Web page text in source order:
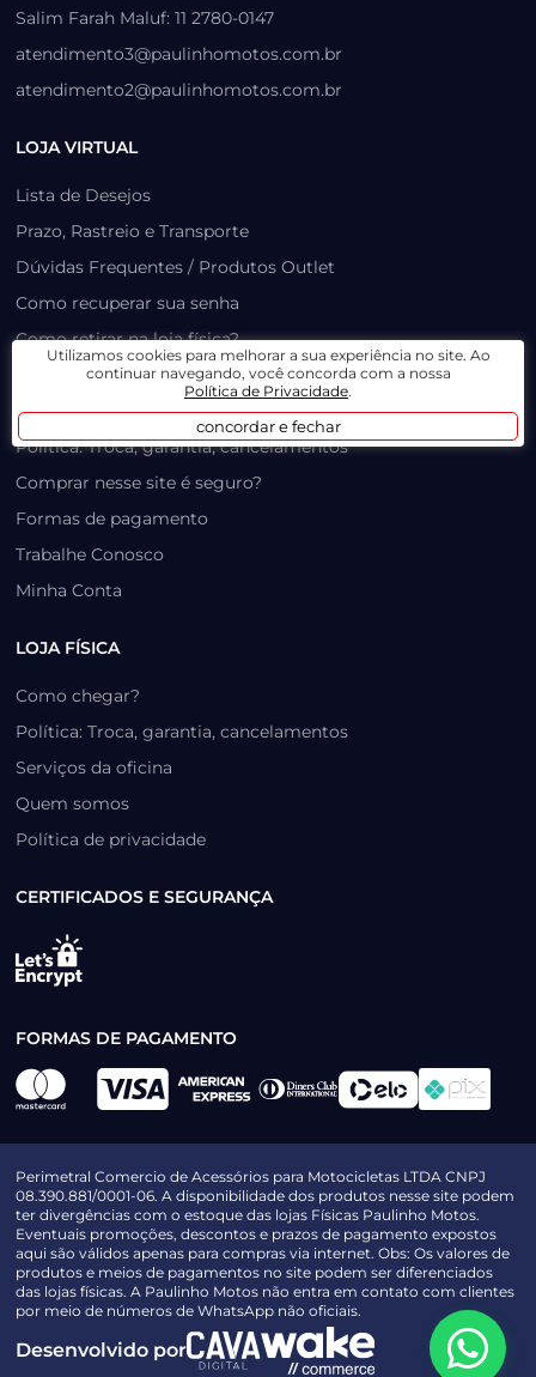
Salim Farah Maluf: 11 2780-0147
atendimento3@paulinhomotos.com.br
atendimento2@paulinhomotos.com.br
LOJA VIRTUAL
Lista de Desejos
Prazo, Rastreio e Transporte
Dúvidas Frequentes / Produtos Outlet
Como recuperar sua senha
Como retirar na loja física?
Como funciona o Frete Grátis e Instalação Gratuita
Troca e Garantia
Política: Troca, garantia, cancelamentos
Comprar nesse site é seguro?
Formas de pagamento
Trabalhe Conosco
Minha Conta
LOJA FÍSICA
Como chegar?
Política: Troca, garantia, cancelamentos
Serviços da oficina
Quem somos
Política de privacidade
CERTIFICADOS E SEGURANÇA
FORMAS DE PAGAMENTO
Perimetral Comercio de Acessórios para Motocicletas LTDA CNPJ
08.390.881/0001-06. A disponibilidade dos produtos nesse site podem
ter divergências com o estoque das lojas Físicas Paulinho Motos.
Eventuais promoções, descontos e prazos de pagamento expostos
aqui são válidos apenas para compras via internet. Obs: Os valores de
produtos e meios de pagamentos no site podem ser diferenciados
das lojas físicas. A Paulinho Motos não entra em contato com clientes
por meio de números de WhatsApp não oficiais.
Desenvolvido por
Utilizamos cookies para melhorar a sua experiência no site. Ao
continuar navegando, você concorda com a nossa
Política de Privacidade.
concordar e fechar